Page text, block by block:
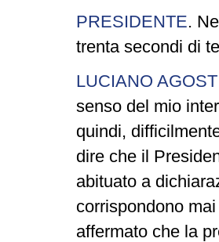
PRESIDENTE.
trenta secondi di
LUCIANO
senso del mio
quindi,
dire che il
abituato a
corrispondono
affermato che la